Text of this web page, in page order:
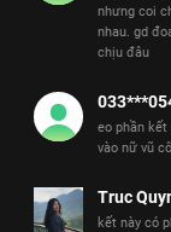
nhưng coi
nhau. gd
chịu đâu
eo phần kết
vào nữ vũ
Truc
kết này có